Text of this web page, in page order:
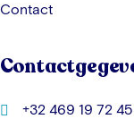
Contact
+32 469 19 72 45